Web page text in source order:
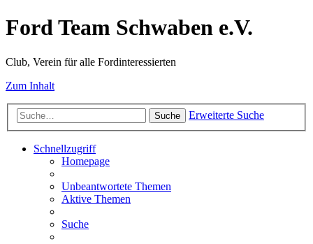
Ford Team Schwaben e.V.
Club, Verein für alle Fordinteressierten
Zum Inhalt
Suche Erweiterte Suche
Schnellzugriff
Homepage
Unbeantwortete Themen
Aktive Themen
Suche